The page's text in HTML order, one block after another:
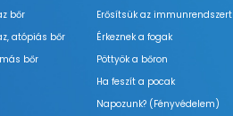
bőr
atópiás bőr
bőr
Erősítsük az immunrendszert
Érkeznek a fogak
Pöttyök a bőron
Ha feszít a pocak
Napozunk? (Fényvédelem)